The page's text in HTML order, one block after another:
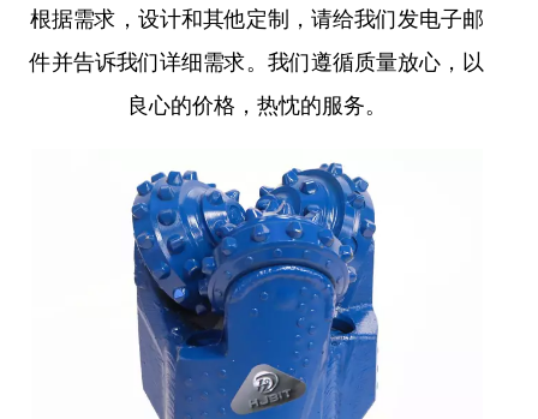
根据需求，设计和其他定制，请给我们发电子邮
件并告诉我们详细需求。我们遵循质量放心，以
良心的价格，热忱的服务。